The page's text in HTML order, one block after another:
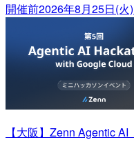
開催前2026年8月25日(火
【大阪】Zenn Agentic